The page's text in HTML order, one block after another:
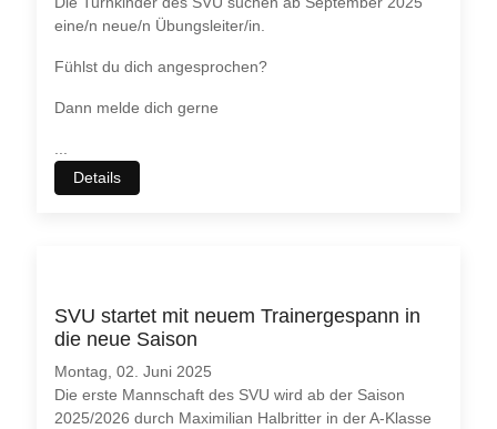
eine/n neue/n Übungsleiter/in.
Fühlst du dich angesprochen?
Dann melde dich gerne
Details
SVU startet mit neuem Trainergespann in
die neue Saison
Montag, 02. Juni 2025
Die erste Mannschaft des SVU wird ab der Saison
2025/2026 durch Maximilian Halbritter in der A-Klasse